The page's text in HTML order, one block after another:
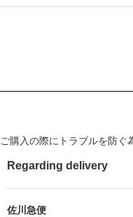
ご購入の際にトラブルを防
Regarding delivery
佐川急便